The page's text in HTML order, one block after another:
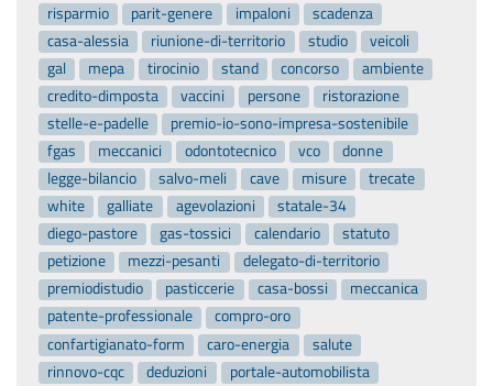
risparmio
parit-genere impaloni
scadenza
casa-alessia
riunione-di-territorio studio
veicoli
gal
mepa tirocinio stand concorso
ambiente
credito-dimposta
vaccini persone
ristorazione
stelle-e-padelle
premio-io-sono-impresa-sostenibile
fgas
meccanici odontotecnico vco
donne
legge-bilancio
salvo-meli cave misure
trecate
white
galliate agevolazioni
statale-34
diego-pastore
gas-tossici calendario
statuto
petizione
mezzi-pesanti
delegato-di-territorio
premiodistudio
pasticcerie casa-bossi
meccanica
patente-professionale
compro-oro
confartigianato-form
caro-energia
salute
rinnovo-cqc
deduzioni
portale-automobilista